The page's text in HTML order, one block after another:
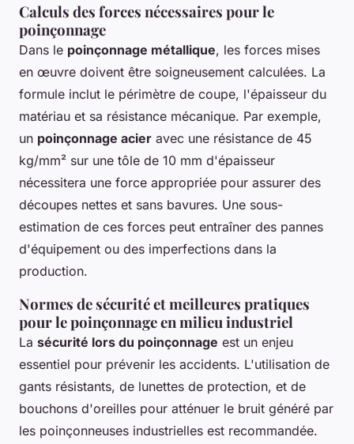
Calculs des forces nécessaires pour le
poinçonnage
Dans le poinçonnage métallique, les forces mises
en œuvre doivent être soigneusement calculées. La
formule inclut le périmètre de coupe, l'épaisseur du
matériau et sa résistance mécanique. Par exemple,
un poinçonnage acier avec une résistance de 45
kg/mm² sur une tôle de 10 mm d'épaisseur
nécessitera une force appropriée pour assurer des
découpes nettes et sans bavures. Une sous-
estimation de ces forces peut entraîner des pannes
d'équipement ou des imperfections dans la
production.
Normes de sécurité et meilleures pratiques
pour le poinçonnage en milieu industriel
La sécurité lors du poinçonnage est un enjeu
essentiel pour prévenir les accidents. L'utilisation de
gants résistants, de lunettes de protection, et de
bouchons d'oreilles pour atténuer le bruit généré par
les poinçonneuses industrielles est recommandée.